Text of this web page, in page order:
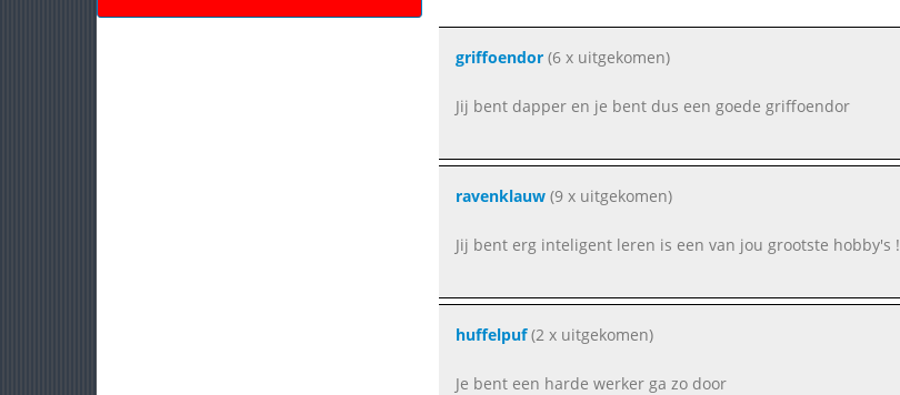
griffoendor(6 x uitgekomen)
Jij bent dapper en je bent dus een goede griffoendor
ravenklauw(9 x uitgekomen)
Jij bent erg inteligent leren is een van jou grootste hobby's !
huffelpuf(2 x uitgekomen)
Je bent een harde werker ga zo door